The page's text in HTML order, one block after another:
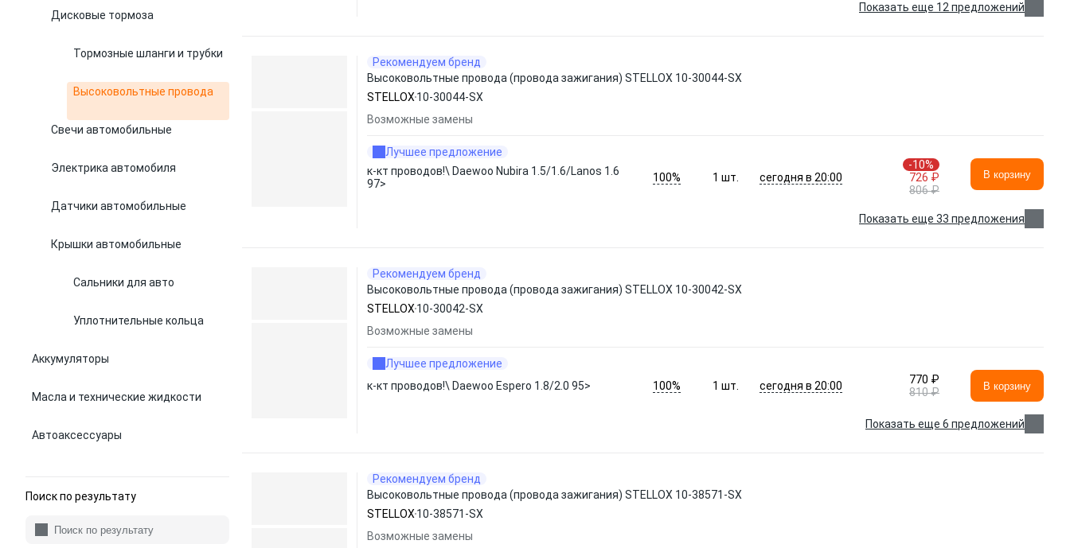
Дисковые тормоза
Тормозные шланги и трубки
Высоковольтные провода
Свечи автомобильные
Электрика автомобиля
Датчики автомобильные
Крышки автомобильные
Сальники для авто
Уплотнительные кольца
Аккумуляторы
Масла и технические жидкости
Автоаксессуары
Поиск по результату
Показать еще 12 предложений
Рекомендуем бренд
Высоковольтные провода (провода зажигания) STELLOX 10-30044-SX
STELLOX 10-30044-SX
Возможные замены
Лучшее предложение
к-кт проводов!\ Daewoo Nubira 1.5/1.6/Lanos 1.6
97>
100% 1 шт. сегодня в 20:00
-10%
726 ₽
806 ₽
В корзину
Показать еще 33 предложения
Рекомендуем бренд
Высоковольтные провода (провода зажигания) STELLOX 10-30042-SX
STELLOX 10-30042-SX
Возможные замены
Лучшее предложение
к-кт проводов!\ Daewoo Espero 1.8/2.0 95>
100% 1 шт. сегодня в 20:00
770 ₽
810 ₽
В корзину
Показать еще 6 предложений
Рекомендуем бренд
Высоковольтные провода (провода зажигания) STELLOX 10-38571-SX
STELLOX 10-38571-SX
Возможные замены